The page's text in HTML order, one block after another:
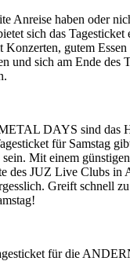
Anreise haben oder
sich das Tagesticket
Konzerten, gutem
und sich am Ende des
DAYS sind das
für Samstag
Mit einem
des JUZ Live Clubs in
Greift schnell
für die